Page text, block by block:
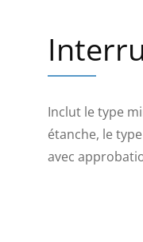
Inclut le type
étanche, le
avec